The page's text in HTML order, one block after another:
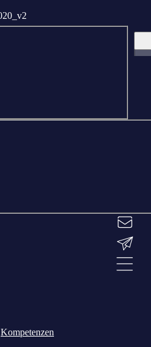
Kompetenzen